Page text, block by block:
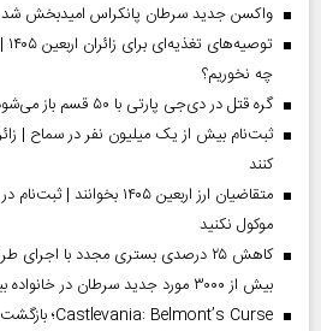
واکسن جدید سرطان پانکراس امیدبخش شد
چه نخوریم؟
گره قتل در دی‌جی پارتی با ۵۰ قسم باز می‌شود
ثبت‌نام بیش از یک میلیون نفر در سماح |
کنند
متقاضیان ارز اربعین ۱۴۰۵
موکول نکنید
کاهش ۲۵ درصدی بستری مجدد با
بیش از ۳۰۰۰ مورد جدید سرطان در خانواده بیماران
Castlevania: Belmont’s Curse؛ بازگشت باشکوه شکارچیان خون‌آشام